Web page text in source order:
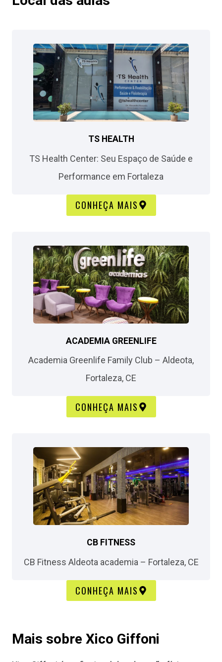
TS HEALTH
TS Health Center: Seu Espaço de Saúde e
Performance em Fortaleza​
CONHEÇA MAIS
ACADEMIA GREENLIFE​
Academia Greenlife Family Club – Aldeota,
Fortaleza, CE​
CONHEÇA MAIS
CB FITNESS​
CB Fitness Aldeota academia – Fortaleza, CE​
CONHEÇA MAIS
Mais sobre Xico Giffoni​